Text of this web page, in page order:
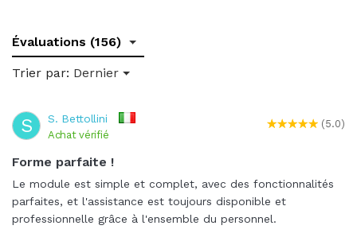
Évaluations (156)
Trier par: Dernier
S S. Bettollini
Achat vérifié
(5.0)
Forme parfaite !
Le module est simple et complet, avec des fonctionnalités
parfaites, et l'assistance est toujours disponible et
professionnelle grâce à l'ensemble du personnel.